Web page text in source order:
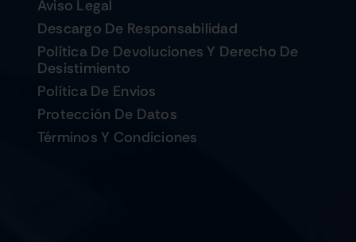
Aviso Legal
Descargo De Responsabilidad
Política De Devoluciones Y Derecho De
Desistimiento
Política De Envios
Protección De Datos
Términos Y Condiciones